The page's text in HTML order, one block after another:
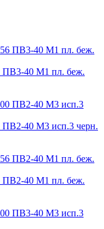
ПВ3-40 М1 пл. беж.
ПВ2-40 М3 исп.3 черн.
ПВ2-40 М1 пл. беж.